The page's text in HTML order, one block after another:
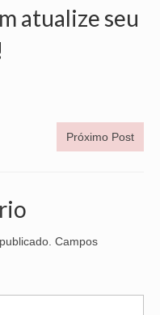
atualize seu
Próximo Post
Campos